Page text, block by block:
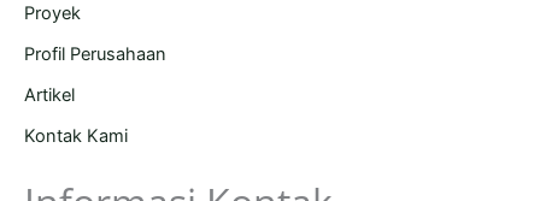
Proyek
Profil Perusahaan
Artikel
Kontak Kami